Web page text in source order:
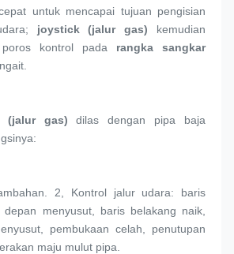
untuk mencapai tujuan pengisian
joystick (jalur gas) kemudian
kontrol pada rangka sangkar
(jalur gas) dilas dengan pipa baja
2, Kontrol jalur udara: baris
menyusut, baris belakang naik,
pembukaan celah, penutupan
maju mulut pipa.